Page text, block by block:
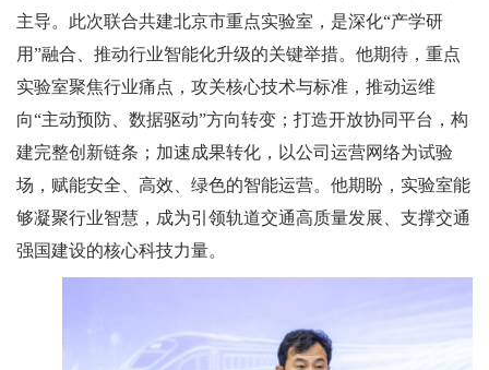
主导。此次联合共建北京市重点实验室，是深化“产学研
用”融合、推动行业智能化升级的关键举措。他期待，重点
实验室聚焦行业痛点，攻关核心技术与标准，推动运维
向“主动预防、数据驱动”方向转变；打造开放协同平台，构
建完整创新链条；加速成果转化，以公司运营网络为试验
场，赋能安全、高效、绿色的智能运营。他期盼，实验室能
够凝聚行业智慧，成为引领轨道交通高质量发展、支撑交通
强国建设的核心科技力量。